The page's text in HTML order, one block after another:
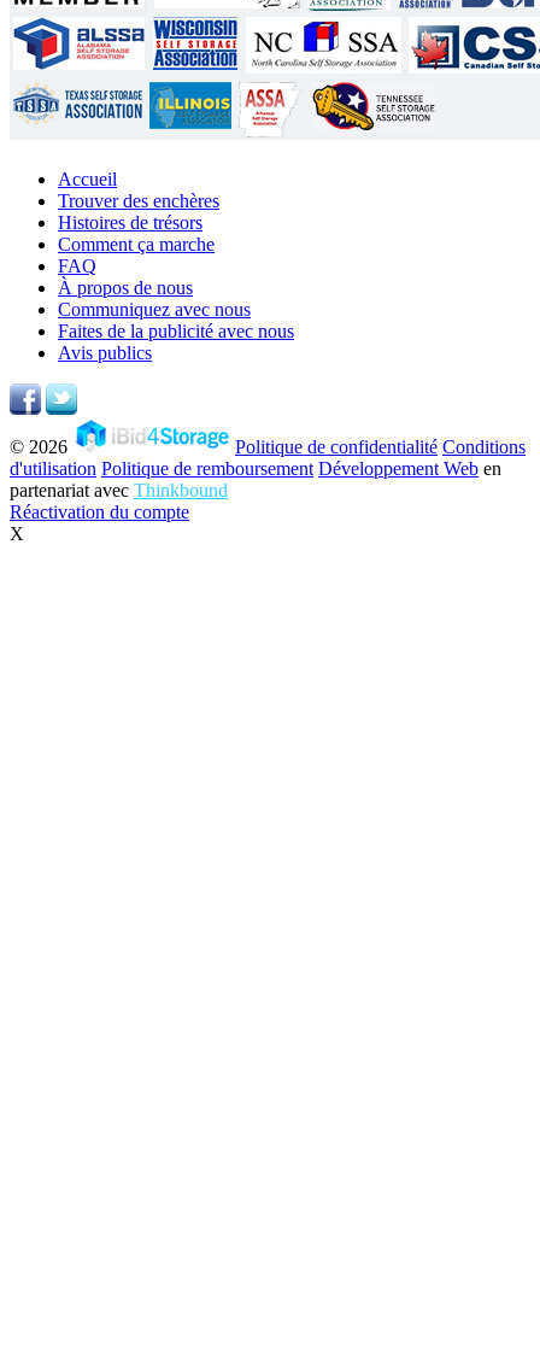
Accueil
Trouver des enchères
Histoires de trésors
Comment ça marche
FAQ
À propos de nous
Communiquez avec nous
Faites de la publicité avec nous
Avis publics
© 2026 Politique de confidentialité Conditions
d'utilisation Politique de remboursement Développement Web en
partenariat avec Thinkbound
Réactivation du compte
X